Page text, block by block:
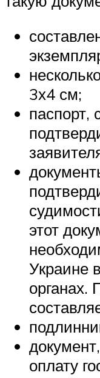
3х4 см;
паспорт,
этот
Украине
органах.
оплату